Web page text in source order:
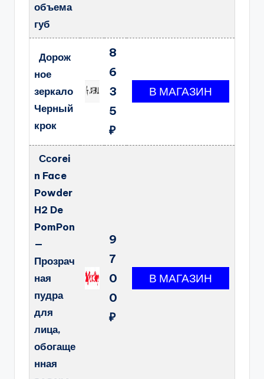
объема
губ
Дорож
ное
зеркало
Черный
крок
8
6
3
5
₽
Ссorei
n Face
Powder
H2 De
PomPon
—
Прозрач
ная
пудра
для
лица,
обогаще
нная
9
7
0
0
₽